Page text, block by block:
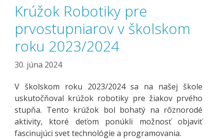
Krúžok Robotiky pre
prvostupniarov v školskom
roku 2023/2024
30. júna 2024
V školskom roku 2023/2024 sa na našej škole
uskutočňoval krúžok robotiky pre žiakov prvého
stupňa. Tento krúžok bol bohatý na rôznorodé
aktivity, ktoré deťom ponúkli možnosť objaviť
fascinujúci svet technológie a programovania.